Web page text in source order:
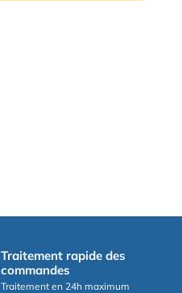
Traitement rapide des
commandes
Traitement en 24h maximum